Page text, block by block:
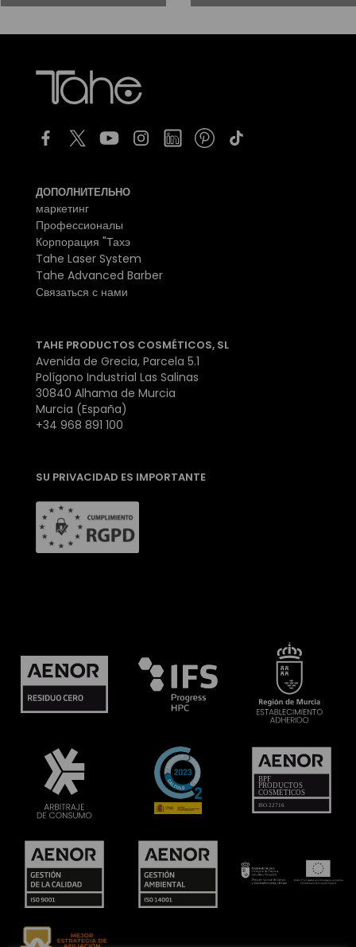
ДОПОЛНИТЕЛЬНО
маркетинг
Профессионалы
Корпорация "Тахэ
Tahe Laser System
Tahe Advanced Barber
Связаться с нами
TAHE PRODUCTOS COSMÉTICOS, SL
Avenida de Grecia, Parcela 5.1
Polígono Industrial Las Salinas
30840 Alhama de Murcia
Murcia (España)
+34 968 891 100
SU PRIVACIDAD ES IMPORTANTE